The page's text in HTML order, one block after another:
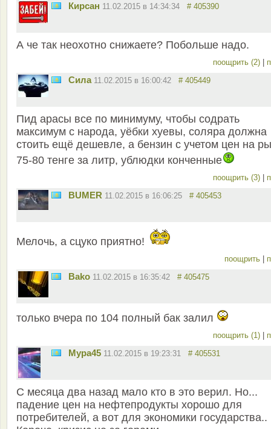
Кирсан 11.02.2015 в 14:34:34 # 405390
А че так неохотно снижаете? Побольше надо.
поощрить (2)
Сила 11.02.2015 в 16:00:42 # 405449
Пид арасы все по минимуму, чтобы содрать
максимум с народа, уёбки хуевы, соляра должна
стоить ещё дешевле, а бензин с учетом цен на
75-80 тенге за литр, ублюдки конченные
поощрить (3)
BUMER 11.02.2015 в 16:06:25 # 405453
Мелочь, а сцуко приятно!
поощрить
Bako 11.02.2015 в 16:35:42 # 405475
только вчера по 104 полный бак залил
поощрить (1)
Мура45 11.02.2015 в 19:23:31 # 405531
С месяца два назад мало кто в это верил. Но...
падение цен на нефтепродукты хорошо для
потребителей, а вот для экономики государства..